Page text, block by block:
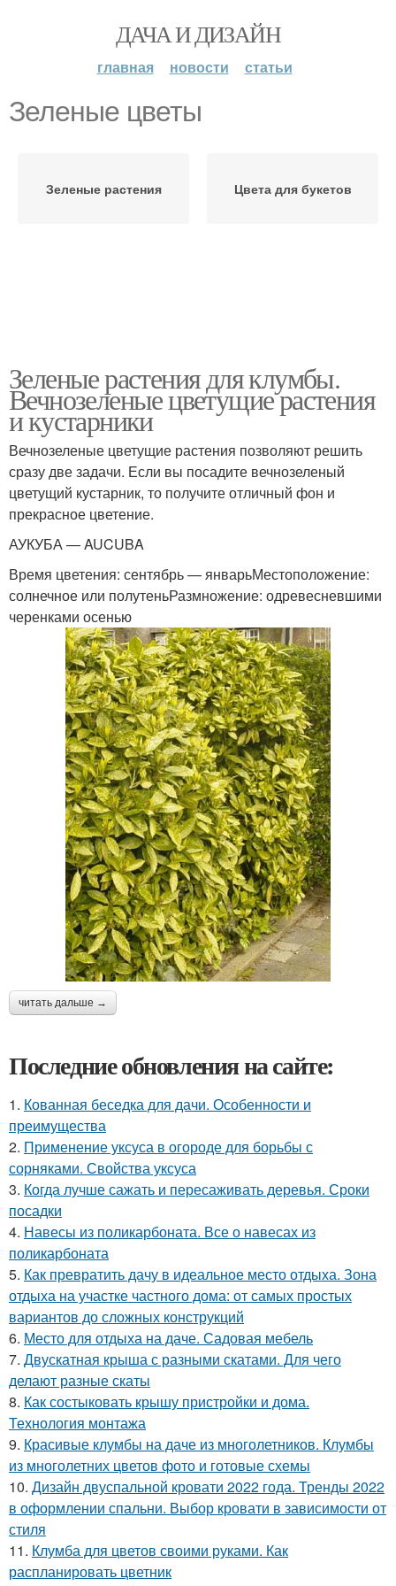
ДАЧА И ДИЗАЙН
главная новости статьи
Зеленые цветы
Зеленые растения Цвета для букетов
Зеленые растения для клумбы.
Вечнозеленые цветущие растения
и кустарники
Вечнозеленые цветущие растения позволяют решить
сразу две задачи. Если вы посадите вечнозеленый
цветущий кустарник, то получите отличный фон и
прекрасное цветение.
АУКУБА — AUCUBA
Время цветения: сентябрь — январьМестоположение:
солнечное или полутеньРазмножение: одревесневшими
черенками осенью
читать дальше →
Последние обновления на сайте:
1. Кованная беседка для дачи. Особенности и
преимущества
2. Применение уксуса в огороде для борьбы с
сорняками. Свойства уксуса
3. Когда лучше сажать и пересаживать деревья. Сроки
посадки
4. Навесы из поликарбоната. Все о навесах из
поликарбоната
5. Как превратить дачу в идеальное место отдыха. Зона
отдыха на участке частного дома: от самых простых
вариантов до сложных конструкций
6. Место для отдыха на даче. Садовая мебель
7. Двускатная крыша с разными скатами. Для чего
делают разные скаты
8. Как состыковать крышу пристройки и дома.
Технология монтажа
9. Красивые клумбы на даче из многолетников. Клумбы
из многолетних цветов фото и готовые схемы
10. Дизайн двуспальной кровати 2022 года. Тренды 2022
в оформлении спальни. Выбор кровати в зависимости от
стиля
11. Клумба для цветов своими руками. Как
распланировать цветник